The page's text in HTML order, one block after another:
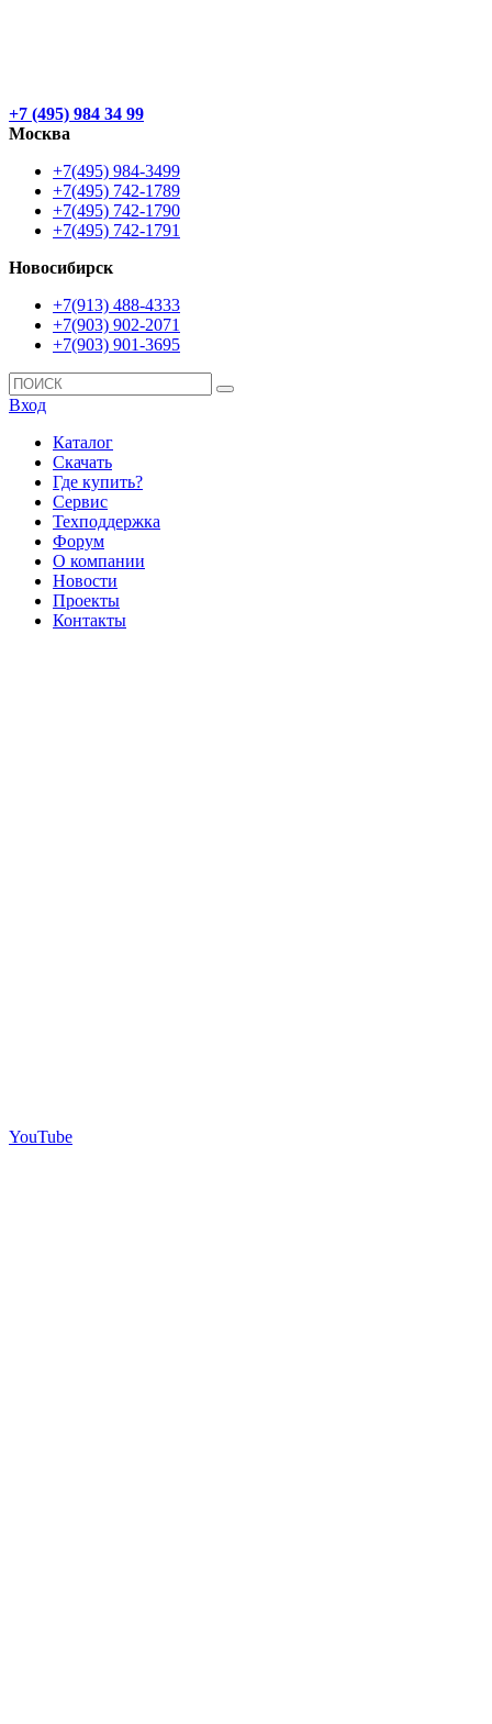
+7 (495) 984 34 99
Москва
+7(495) 984-3499
+7(495) 742-1789
+7(495) 742-1790
+7(495) 742-1791
Новосибирск
+7(913) 488-4333
+7(903) 902-2071
+7(903) 901-3695
Вход
Каталог
Скачать
Где купить?
Сервис
Техподдержка
Форум
О компании
Новости
Проекты
Контакты
YouTube